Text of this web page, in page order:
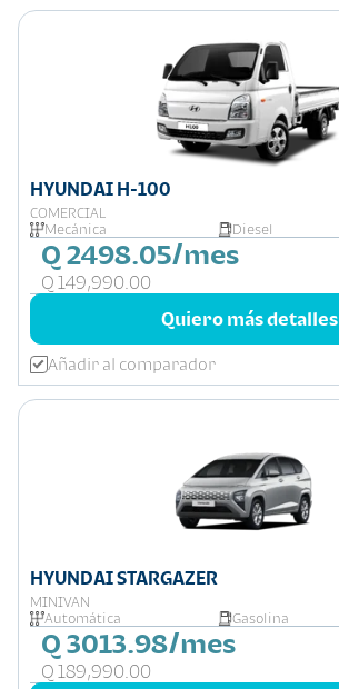
HYUNDAI H-100
COMERCIAL
Mecánica
Diesel
Q 2498.05/mes
Q 149,990.00
Quiero más detalles
Añadir al comparador
HYUNDAI STARGAZER
MINIVAN
Automática
Gasolina
Q 3013.98/mes
Q 189,990.00